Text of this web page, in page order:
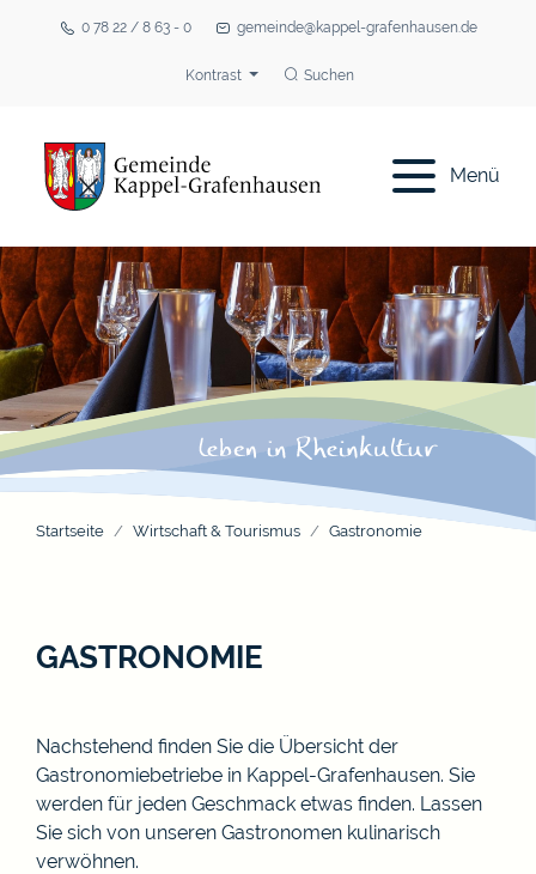
0 78 22 / 8 63 - 0 gemeinde@kappel-grafenhausen.de
Kontrast Suchen
Menü
Startseite Wirtschaft & Tourismus Gastronomie
GASTRONOMIE
Nachstehend finden Sie die Übersicht der
Gastronomiebetriebe in Kappel-Grafenhausen. Sie
werden für jeden Geschmack etwas finden. Lassen
Sie sich von unseren Gastronomen kulinarisch
verwöhnen.